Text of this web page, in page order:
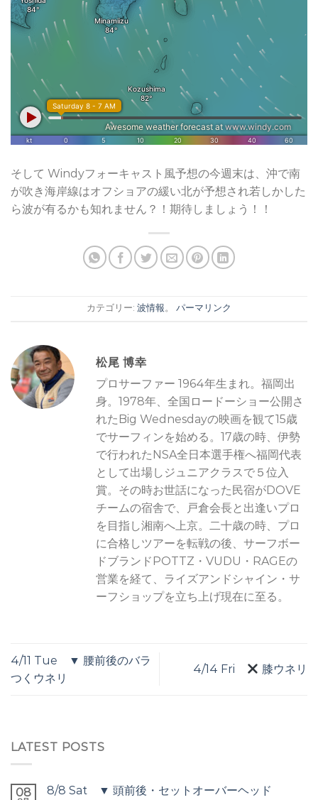
そして Windyフォーキャスト風予想の今週末は、沖で南
が吹き海岸線はオフショアの緩い北が予想され若しかした
ら波が有るかも知れません？！期待しましょう！！
カテゴリー: 波情報。 パーマリンク
松尾 博幸
プロサーファー 1964年生まれ。福岡出
身。1978年、全国ロードーショー公開さ
れたBig Wednesdayの映画を観て15歳
でサーフィンを始める。17歳の時、伊勢
で行われたNSA全日本選手権へ福岡代表
として出場しジュニアクラスで５位入
賞。その時お世話になった民宿がDOVE
チームの宿舎で、戸倉会長と出逢いプロ
を目指し湘南へ上京。二十歳の時、プロ
に合格しツアーを転戦の後、サーフボー
ドブランドPOTTZ・VUDU・RAGEの
営業を経て、ライズアンドシャイン・サ
ーフショップを立ち上げ現在に至る。
4/11 Tue ▼ 腰前後のバラ
つくウネリ
4/14 Fri 膝ウネリ
LATEST POSTS
08 8/8 Sat ▼ 頭前後・セットオーバーヘッド